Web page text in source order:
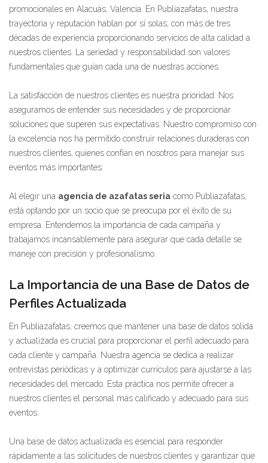
promocionales en Alacuás, Valencia. En Publiazafatas, nuestra
trayectoria y reputación hablan por sí solas, con más de tres
décadas de experiencia proporcionando servicios de alta calidad a
nuestros clientes. La seriedad y responsabilidad son valores
fundamentales que guían cada una de nuestras acciones.
La satisfacción de nuestros clientes es nuestra prioridad. Nos
aseguramos de entender sus necesidades y de proporcionar
soluciones que superen sus expectativas. Nuestro compromiso con
la excelencia nos ha permitido construir relaciones duraderas con
nuestros clientes, quienes confían en nosotros para manejar sus
eventos más importantes.
Al elegir una agencia de azafatas seria como Publiazafatas,
está optando por un socio que se preocupa por el éxito de su
empresa. Entendemos la importancia de cada campaña y
trabajamos incansablemente para asegurar que cada detalle se
maneje con precisión y profesionalismo.
La Importancia de una Base de Datos de
Perfiles Actualizada
En Publiazafatas, creemos que mantener una base de datos sólida
y actualizada es crucial para proporcionar el perfil adecuado para
cada cliente y campaña. Nuestra agencia se dedica a realizar
entrevistas periódicas y a optimizar currículos para ajustarse a las
necesidades del mercado. Esta práctica nos permite ofrecer a
nuestros clientes el personal más calificado y adecuado para sus
eventos.
Una base de datos actualizada es esencial para responder
rápidamente a las solicitudes de nuestros clientes y garantizar que